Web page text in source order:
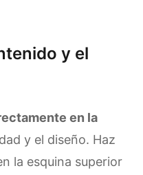
y el
en la
y el diseño. Haz
la esquina superior